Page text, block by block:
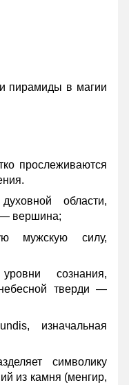
пирамиды в магии
прослеживаются
области,
— вершина;
мужскую силу,
сознания,
тверди —
изначальная
символику
из камня (менгир,